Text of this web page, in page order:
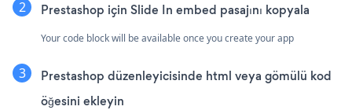
Prestashop için Slide In embed pasajını kopyala
Your code block will be available once you create your app
Prestashop düzenleyicisinde html veya gömülü kod
öğesini ekleyin